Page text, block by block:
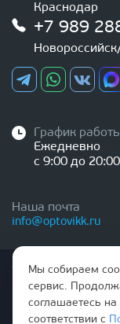
Краснодар
+7 989
График
Ежедневно
с 9:00 до 20:00
Наша почта
info@optovikk.ru
Стоимость товаров и
Правила эксплутации
Мы собираем
сервис.
соглашаетесь
соответствии с